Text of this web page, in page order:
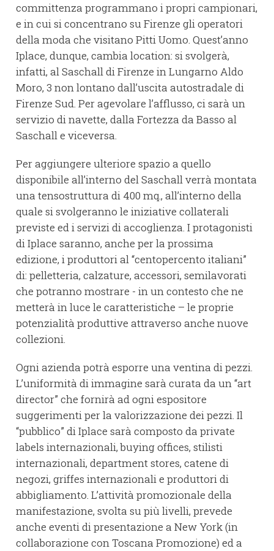
committenza programmano i propri campionari,
e in cui si concentrano su Firenze gli operatori
della moda che visitano Pitti Uomo. Quest’anno
Iplace, dunque, cambia location: si svolgerà,
infatti, al Saschall di Firenze in Lungarno Aldo
Moro, 3 non lontano dall’uscita autostradale di
Firenze Sud. Per agevolare l’afflusso, ci sarà un
servizio di navette, dalla Fortezza da Basso al
Saschall e viceversa.
Per aggiungere ulteriore spazio a quello
disponibile all’interno del Saschall verrà montata
una tensostruttura di 400 mq., all’interno della
quale si svolgeranno le iniziative collaterali
previste ed i servizi di accoglienza. I protagonisti
di Iplace saranno, anche per la prossima
edizione, i produttori al “centopercento italiani”
di: pelletteria, calzature, accessori, semilavorati
che potranno mostrare - in un contesto che ne
metterà in luce le caratteristiche – le proprie
potenzialità produttive attraverso anche nuove
collezioni.
Ogni azienda potrà esporre una ventina di pezzi.
L’uniformità di immagine sarà curata da un “art
director” che fornirà ad ogni espositore
suggerimenti per la valorizzazione dei pezzi. Il
“pubblico” di Iplace sarà composto da private
labels internazionali, buying offices, stilisti
internazionali, department stores, catene di
negozi, griffes internazionali e produttori di
abbigliamento. L’attività promozionale della
manifestazione, svolta su più livelli, prevede
anche eventi di presentazione a New York (in
collaborazione con Toscana Promozione) ed a